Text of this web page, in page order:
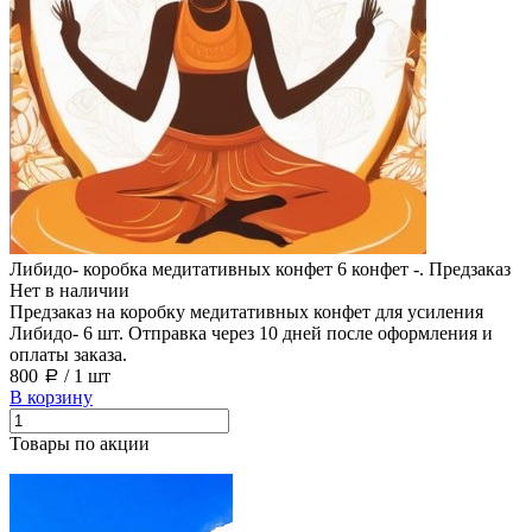
Либидо- коробка медитативных конфет 6 конфет -. Предзаказ
Нет в наличии
Предзаказ на коробку медитативных конфет для усиления
Либидо- 6 шт. Отправка через 10 дней после оформления и
оплаты заказа.
800 a / 1 шт
В корзину
Товары по акции